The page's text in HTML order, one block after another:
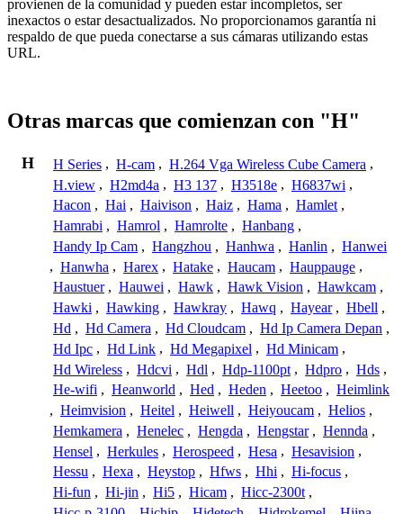
provienen de la comunidad y pueden estar incompletos, ser
inexactos o estar desactualizados. No proporcionamos garantía ni
respaldo de que pueda conectarse a sus cámaras utilizando estas
URL.
Otras marcas que comienzan con "H"
H H Series , H-cam , H.264 Vga Wireless Cube Camera ,
H.view , H2md4a , H3 137 , H3518e , H6837wi ,
Hacon , Hai , Haivison , Haiz , Hama , Hamlet ,
Hamrabi , Hamrol , Hamrolte , Hanbang ,
Handy Ip Cam , Hangzhou , Hanhwa , Hanlin , Hanwei
, Hanwha , Harex , Hatake , Haucam , Hauppauge ,
Haustuer , Hauwei , Hawk , Hawk Vision , Hawkcam ,
Hawki , Hawking , Hawkray , Hawq , Hayear , Hbell ,
Hd , Hd Camera , Hd Cloudcam , Hd Ip Camera Depan ,
Hd Ipc , Hd Link , Hd Megapixel , Hd Minicam ,
Hd Wireless , Hdcvi , Hdl , Hdp-1100pt , Hdpro , Hds ,
He-wifi , Heanworld , Hed , Heden , Heetoo , Heimlink
, Heimvision , Heitel , Heiwell , Heiyoucam , Helios ,
Hemkamera , Henelec , Hengda , Hengstar , Hennda ,
Hensel , Herkules , Herospeed , Hesa , Hesavision ,
Hessu , Hexa , Heystop , Hfws , Hhi , Hi-focus ,
Hi-fun , Hi-jin , Hi5 , Hicam , Hicc-2300t ,